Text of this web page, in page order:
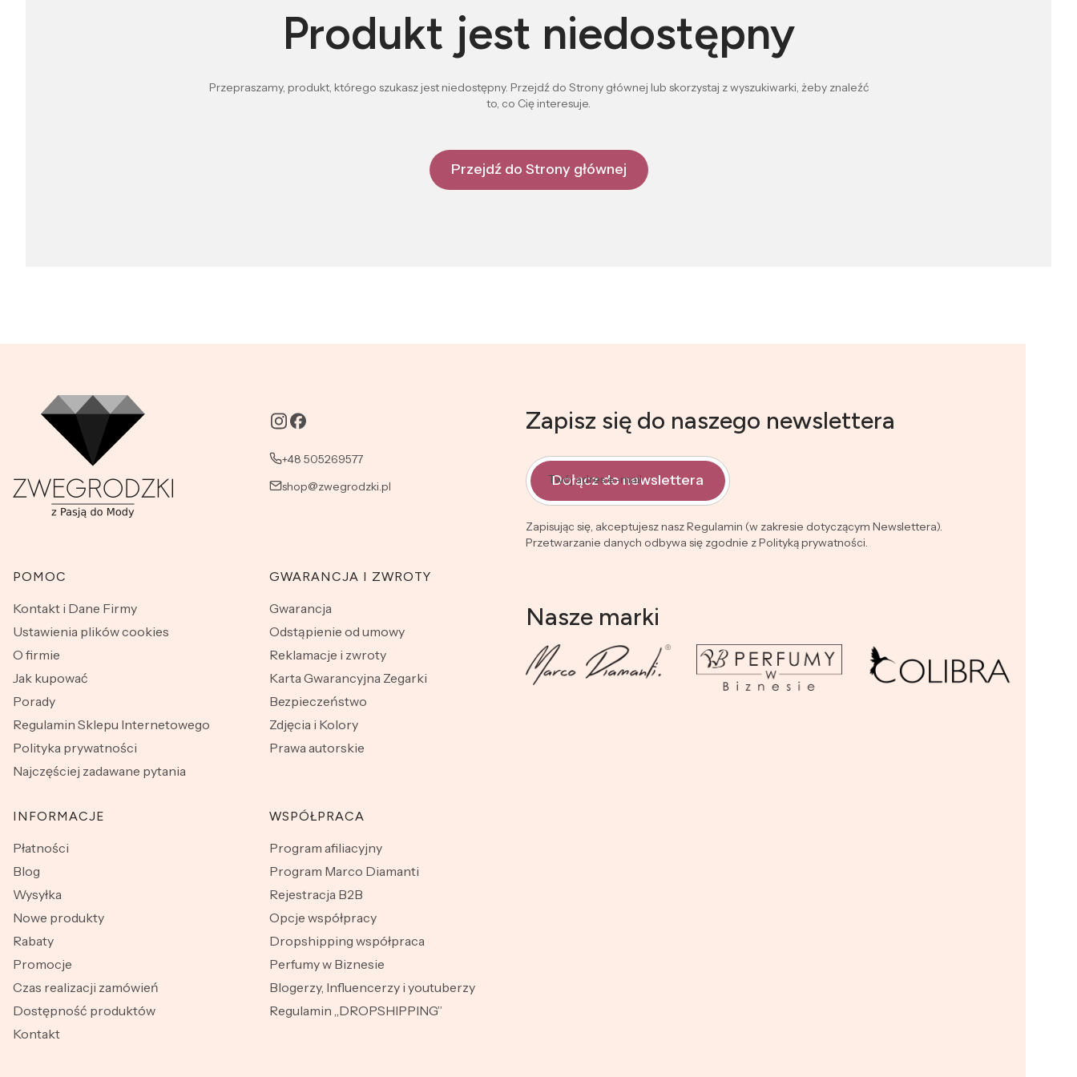
Produkt jest niedostępny
Przepraszamy, produkt, którego szukasz jest niedostępny. Przejdź do Strony głównej lub skorzystaj z wyszukiwarki, żeby znaleźć
to, co Cię interesuje.
Przejdź do Strony głównej
+48 505269577
shop@zwegrodzki.pl
Linki w stopce
POMOC
Kontakt i Dane Firmy
Ustawienia plików cookies
O firmie
Jak kupować
Porady
Regulamin Sklepu Internetowego
Polityka prywatności
Najczęściej zadawane pytania
GWARANCJA I ZWROTY
Gwarancja
Odstąpienie od umowy
Reklamacje i zwroty
Karta Gwarancyjna Zegarki
Bezpieczeństwo
Zdjęcia i Kolory
Prawa autorskie
INFORMACJE
Płatności
Blog
Wysyłka
Nowe produkty
Rabaty
Promocje
Czas realizacji zamówień
Dostępność produktów
Kontakt
WSPÓŁPRACA
Program afiliacyjny
Program Marco Diamanti
Rejestracja B2B
Opcje współpracy
Dropshipping współpraca
Perfumy w Biznesie
Blogerzy, Influencerzy i youtuberzy
Regulamin „DROPSHIPPING”
Zapisz się do naszego newslettera
Twój adres e-mail
Dołącz do newslettera
Zapisując się, akceptujesz nasz Regulamin (w zakresie dotyczącym Newslettera).
Przetwarzanie danych odbywa się zgodnie z Polityką prywatności.
Nasze marki